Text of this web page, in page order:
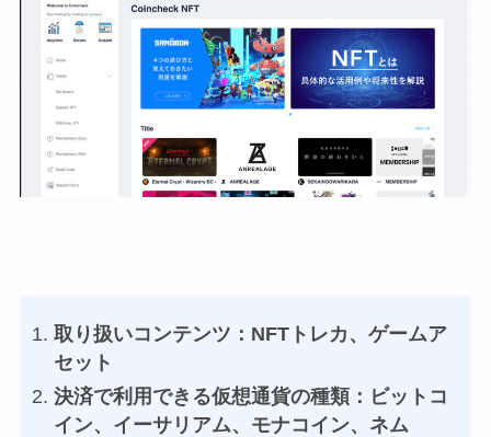
取り扱いコンテンツ：NFTトレカ、ゲームア
セット
決済で利用できる仮想通貨の種類：ビットコ
イン、イーサリアム、モナコイン、ネム